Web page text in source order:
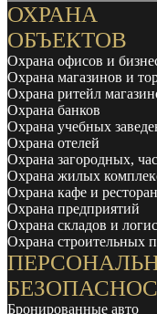
ОХРАНА
ОБЪЕКТОВ
Охрана офисов и
Охрана магазинов и
Охрана ритейл
Охрана банков
Охрана учебных
Охрана отелей
Охрана загородных,
Охрана жилых
Охрана кафе и
Охрана предприятий
Охрана складов и
Охрана строительных
Бронированные авто